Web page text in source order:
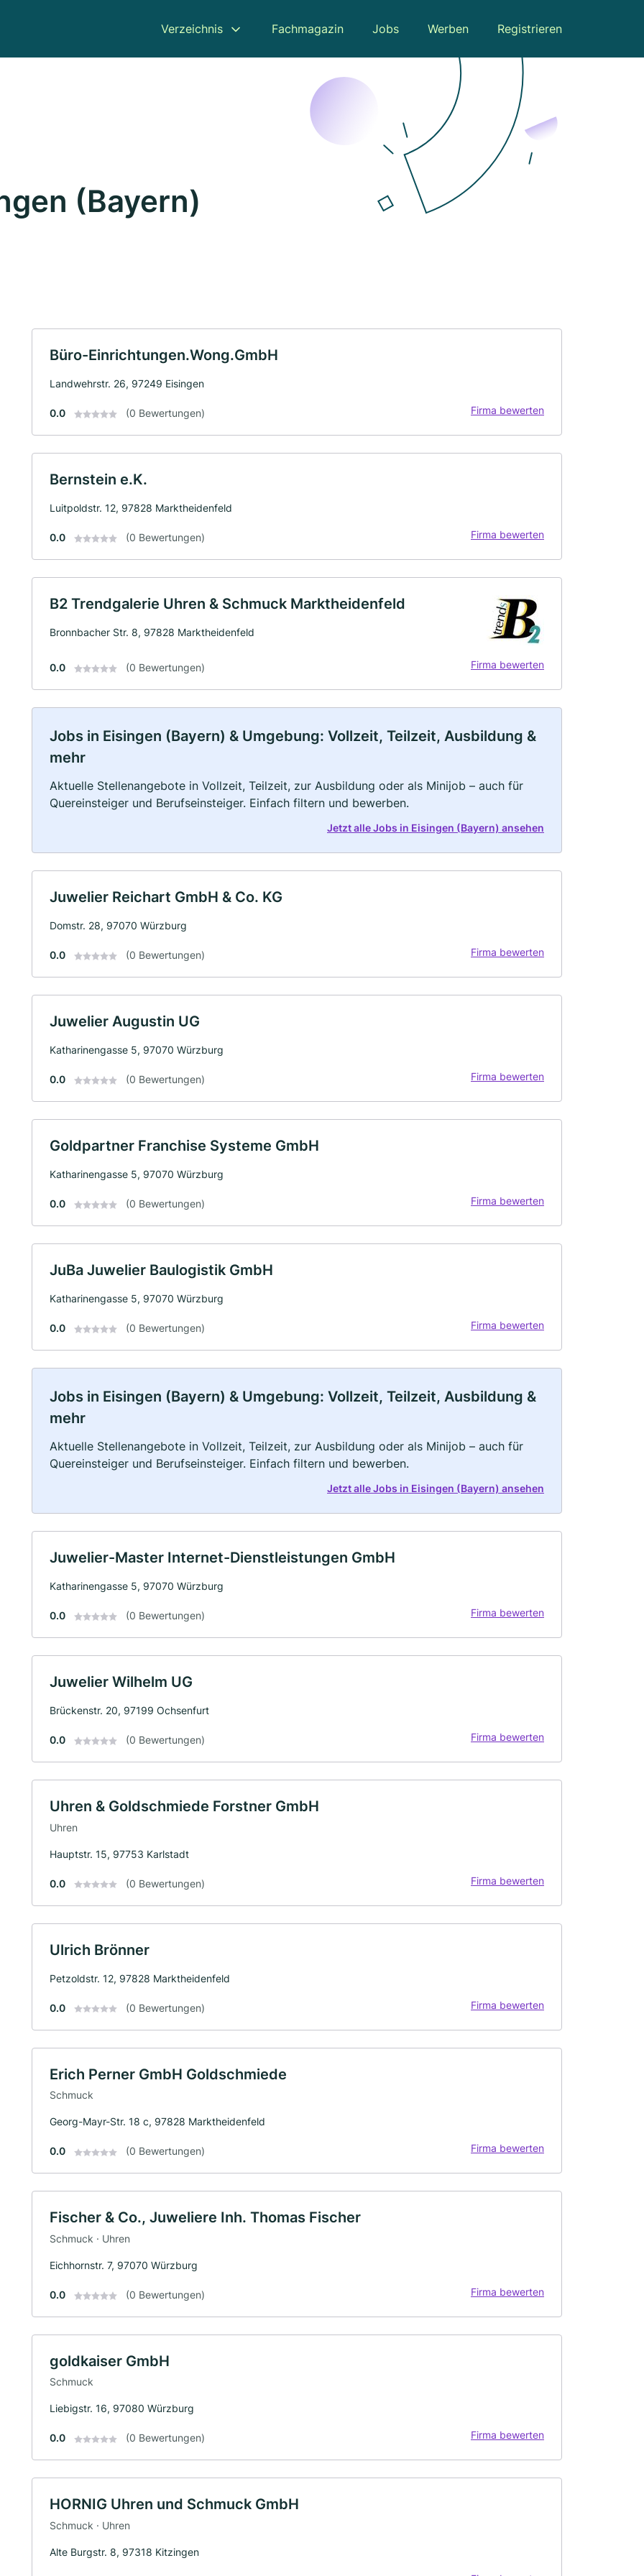
Verzeichnis Fachmagazin Jobs Werben Registrieren
(Bayern)
Büro-Einrichtungen.Wong.GmbH
Landwehrstr. 26, 97249 Eisingen
0.0 (0 Bewertungen) Firma bewerten
Bernstein e.K.
Luitpoldstr. 12, 97828 Marktheidenfeld
0.0 (0 Bewertungen) Firma bewerten
B2 Trendgalerie Uhren & Schmuck Marktheidenfeld
Bronnbacher Str. 8, 97828 Marktheidenfeld
0.0 (0 Bewertungen) Firma bewerten
Jobs in Eisingen (Bayern) & Umgebung: Vollzeit, Teilzeit, Ausbildung &
mehr
Aktuelle Stellenangebote in Vollzeit, Teilzeit, zur Ausbildung oder als Minijob – auch für
Quereinsteiger und Berufseinsteiger. Einfach filtern und bewerben.
Jetzt alle Jobs in Eisingen (Bayern) ansehen
Juwelier Reichart GmbH & Co. KG
Domstr. 28, 97070 Würzburg
0.0 (0 Bewertungen) Firma bewerten
Juwelier Augustin UG
Katharinengasse 5, 97070 Würzburg
0.0 (0 Bewertungen) Firma bewerten
Goldpartner Franchise Systeme GmbH
Katharinengasse 5, 97070 Würzburg
0.0 (0 Bewertungen) Firma bewerten
JuBa Juwelier Baulogistik GmbH
Katharinengasse 5, 97070 Würzburg
0.0 (0 Bewertungen) Firma bewerten
Jobs in Eisingen (Bayern) & Umgebung: Vollzeit, Teilzeit, Ausbildung &
mehr
Aktuelle Stellenangebote in Vollzeit, Teilzeit, zur Ausbildung oder als Minijob – auch für
Quereinsteiger und Berufseinsteiger. Einfach filtern und bewerben.
Jetzt alle Jobs in Eisingen (Bayern) ansehen
Juwelier-Master Internet-Dienstleistungen GmbH
Katharinengasse 5, 97070 Würzburg
0.0 (0 Bewertungen) Firma bewerten
Juwelier Wilhelm UG
Brückenstr. 20, 97199 Ochsenfurt
0.0 (0 Bewertungen) Firma bewerten
Uhren & Goldschmiede Forstner GmbH
Uhren
Hauptstr. 15, 97753 Karlstadt
0.0 (0 Bewertungen) Firma bewerten
Ulrich Brönner
Petzoldstr. 12, 97828 Marktheidenfeld
0.0 (0 Bewertungen) Firma bewerten
Erich Perner GmbH Goldschmiede
Schmuck
Georg-Mayr-Str. 18 c, 97828 Marktheidenfeld
0.0 (0 Bewertungen) Firma bewerten
Fischer & Co., Juweliere Inh. Thomas Fischer
Schmuck · Uhren
Eichhornstr. 7, 97070 Würzburg
0.0 (0 Bewertungen) Firma bewerten
goldkaiser GmbH
Schmuck
Liebigstr. 16, 97080 Würzburg
0.0 (0 Bewertungen) Firma bewerten
HORNIG Uhren und Schmuck GmbH
Schmuck · Uhren
Alte Burgstr. 8, 97318 Kitzingen